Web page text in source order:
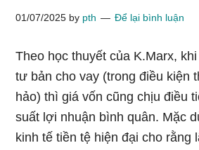
01/07/2025 by pth Để lại bình luận
Theo học thuyết của K.Marx,
tư bản cho vay (trong điều kiện
hảo) thì giá vốn cũng chịu điều
suất lợi nhuận bình quân. Mặc
kinh tế tiền tệ hiện đại cho rằng